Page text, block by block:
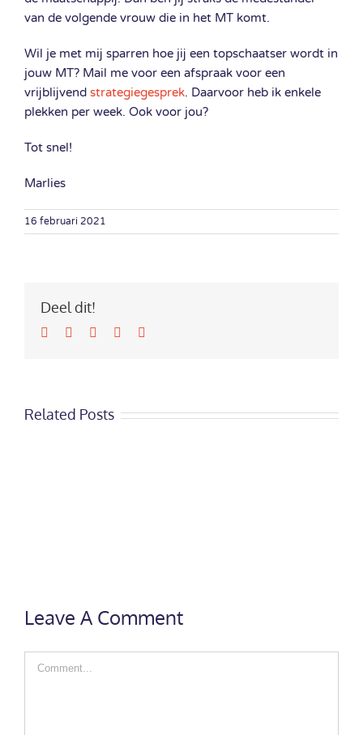
van de volgende vrouw die in het MT komt.
Wil je met mij sparren hoe jij een topschaatser wordt in
jouw MT? Mail me voor een afspraak voor een
vrijblijvend strategiegesprek. Daarvoor heb ik enkele
plekken per week. Ook voor jou?
Tot snel!
Marlies
16 februari 2021
Deel dit!
Facebook
TwitterLinkedInGoogle+
Related Posts
Leave A Comment
Comment